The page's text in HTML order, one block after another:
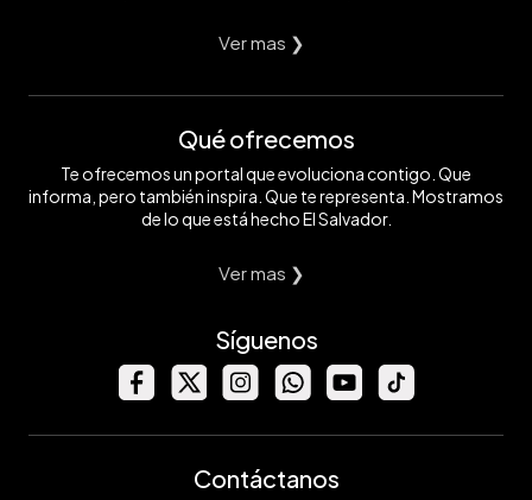
Ver mas ❯
Qué ofrecemos
Te ofrecemos un portal que evoluciona contigo. Que
informa, pero también inspira. Que te representa. Mostramos
de lo que está hecho El Salvador.
Ver mas ❯
Síguenos
Contáctanos